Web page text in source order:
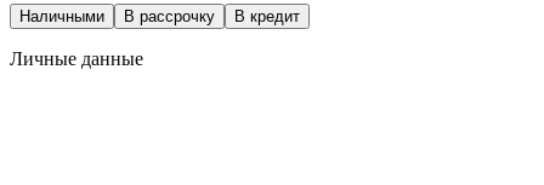
Наличными В рассрочку В кредит
Личные данные